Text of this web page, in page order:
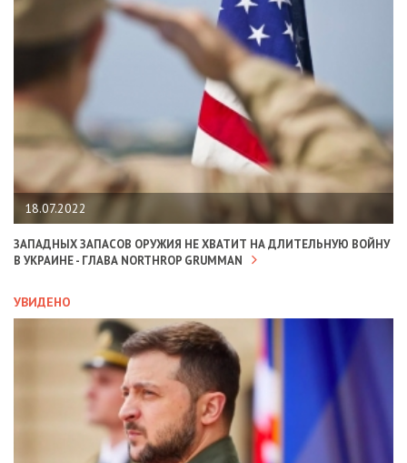
18.07.2022
ЗАПАДНЫХ ЗАПАСОВ ОРУЖИЯ НЕ ХВАТИТ НА ДЛИТЕЛЬНУЮ ВОЙНУ
В УКРАИНЕ - ГЛАВА NORTHROP GRUMMAN
УВИДЕНО